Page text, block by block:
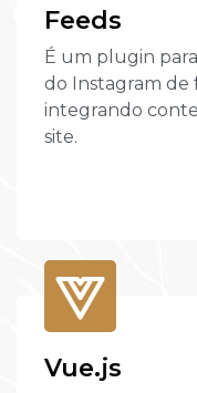
Feeds
É um plugin
do Instagram de
integrando
site.
Vue.js